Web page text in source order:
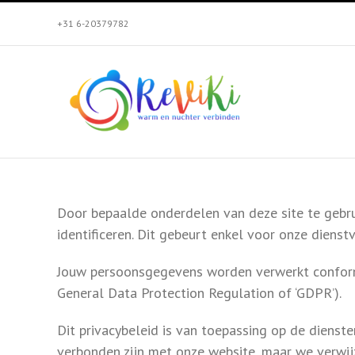
+31 6-20379782
Door bepaalde onderdelen van deze site te
identificeren. Dit gebeurt enkel voor onze
Jouw persoonsgegevens worden verwerkt
General Data Protection Regulation of ‘GDPR’).
Dit privacybeleid is van toepassing op de